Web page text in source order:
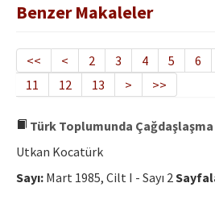
Yayın Politikası
Dergi Kurulları
Yayın İlkeleri
Etik İlkeler
Yazar Rehberi
Benzer Makaleler
<< < 2 3 4 5 6
11
12 13 > >>
Türk Toplumunda
Utkan Kocatürk
Sayı: Mart 1985, Cilt I - Sayı 2